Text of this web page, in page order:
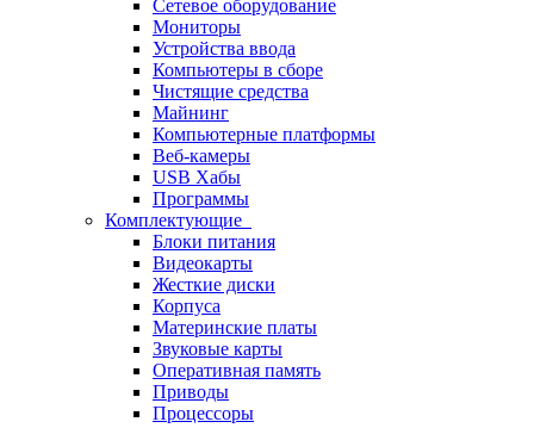
Сетевое оборудование
Мониторы
Устройства ввода
Компьютеры в сборе
Чистящие средства
Майнинг
Компьютерные платформы
Веб-камеры
USB Хабы
Программы
Комплектующие
Блоки питания
Видеокарты
Жесткие диски
Корпуса
Материнские платы
Звуковые карты
Оперативная память
Приводы
Процессоры